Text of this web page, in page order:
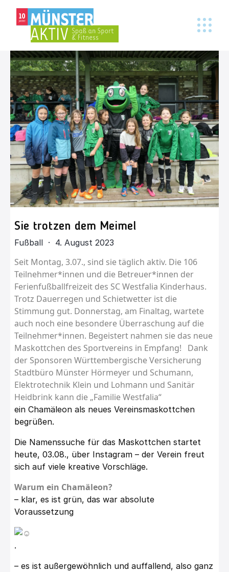
Sie trotzen dem Meimel
Fußball · 4. August 2023
Seit Montag, 3.07., sind sie täglich aktiv. Die 106
Teilnehmer*innen und die Betreuer*innen der
Ferienfußballfreizeit des SC Westfalia Kinderhaus.
Trotz Dauerregen und Schietwetter ist die
Stimmung gut. Donnerstag, am Finaltag, wartete
auch noch eine besondere Überraschung auf die
Teilnehmer*innen. Begeistert nahmen sie das neue
Maskottchen des Sportvereins in Empfang!
Dank
der Sponsoren Württembergische Versicherung
Stadtbüro Münster Hörmeyer und Schumann,
Elektrotechnik Klein und Lohmann und Sanitär
Heidbrink kann die „Familie Westfalia“
ein Chamäleon als neues Vereinsmaskottchen
begrüßen.
Die Namenssuche für das Maskottchen startet
heute, 03.08., über Instagram – der Verein freut
sich auf viele kreative Vorschläge.
Warum ein Chamäleon?
– klar, es ist grün, das war absolute
Voraussetzung
.
– es ist außergewöhnlich und auffallend, also ganz